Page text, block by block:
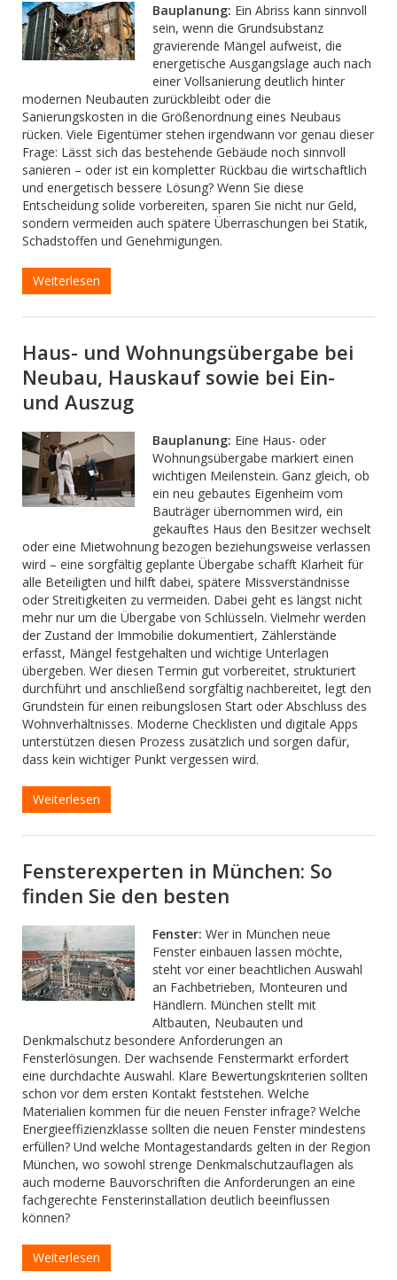
Bauplanung: Ein Abriss kann sinnvoll
sein, wenn die Grundsubstanz
gravierende Mängel aufweist, die
energetische Ausgangslage auch nach
einer Vollsanierung deutlich hinter
modernen Neubauten zurückbleibt oder die
Sanierungskosten in die Größenordnung eines Neubaus
rücken. Viele Eigentümer stehen irgendwann vor genau dieser
Frage: Lässt sich das bestehende Gebäude noch sinnvoll
sanieren – oder ist ein kompletter Rückbau die wirtschaftlich
und energetisch bessere Lösung? Wenn Sie diese
Entscheidung solide vorbereiten, sparen Sie nicht nur Geld,
sondern vermeiden auch spätere Überraschungen bei Statik,
Schadstoffen und Genehmigungen.
Weiterlesen
Haus- und Wohnungsübergabe bei
Neubau, Hauskauf sowie bei Ein-
und Auszug
Bauplanung: Eine Haus- oder
Wohnungsübergabe markiert einen
wichtigen Meilenstein. Ganz gleich, ob
ein neu gebautes Eigenheim vom
Bauträger übernommen wird, ein
gekauftes Haus den Besitzer wechselt
oder eine Mietwohnung bezogen beziehungsweise verlassen
wird – eine sorgfältig geplante Übergabe schafft Klarheit für
alle Beteiligten und hilft dabei, spätere Missverständnisse
oder Streitigkeiten zu vermeiden. Dabei geht es längst nicht
mehr nur um die Übergabe von Schlüsseln. Vielmehr werden
der Zustand der Immobilie dokumentiert, Zählerstände
erfasst, Mängel festgehalten und wichtige Unterlagen
übergeben. Wer diesen Termin gut vorbereitet, strukturiert
durchführt und anschließend sorgfältig nachbereitet, legt den
Grundstein für einen reibungslosen Start oder Abschluss des
Wohnverhältnisses. Moderne Checklisten und digitale Apps
unterstützen diesen Prozess zusätzlich und sorgen dafür,
dass kein wichtiger Punkt vergessen wird.
Weiterlesen
Fensterexperten in München: So
finden Sie den besten
Fenster: Wer in München neue
Fenster einbauen lassen möchte,
steht vor einer beachtlichen Auswahl
an Fachbetrieben, Monteuren und
Händlern. München stellt mit
Altbauten, Neubauten und
Denkmalschutz besondere Anforderungen an
Fensterlösungen. Der wachsende Fenstermarkt erfordert
eine durchdachte Auswahl. Klare Bewertungskriterien sollten
schon vor dem ersten Kontakt feststehen. Welche
Materialien kommen für die neuen Fenster infrage? Welche
Energieeffizienzklasse sollten die neuen Fenster mindestens
erfüllen? Und welche Montagestandards gelten in der Region
München, wo sowohl strenge Denkmalschutzauflagen als
auch moderne Bauvorschriften die Anforderungen an eine
fachgerechte Fensterinstallation deutlich beeinflussen
können?
Weiterlesen